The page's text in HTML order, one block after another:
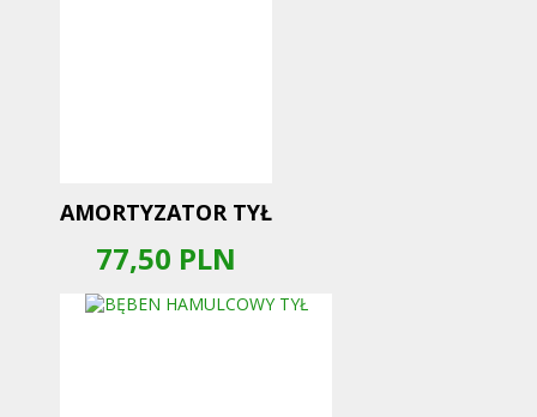
AMORTYZATOR TYŁ
77,50 PLN